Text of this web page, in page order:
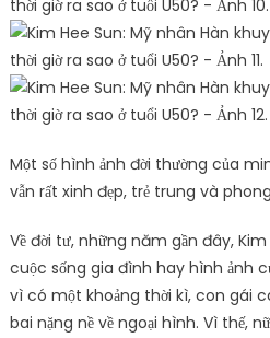
Một số hình ảnh đời thường của
vẫn rất xinh đẹp, trẻ trung và
Về đời tư, những năm gần đây,
cuộc sống gia đình hay hình ảnh
vì có một khoảng thời kì, con gái
bai nặng nề về ngoại hình. Vì thế,